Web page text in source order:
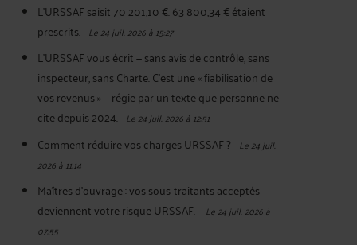
L'URSSAF saisit 70 201,10 €. 63 800,34 € étaient
prescrits.-Le 24 juil. 2026 à 15:27
L'URSSAF vous écrit — sans avis de contrôle, sans
inspecteur, sans Charte. C'est une « fiabilisation de
vos revenus » — régie par un texte que personne ne
cite depuis 2024.-Le 24 juil. 2026 à 12:51
Comment réduire vos charges URSSAF ?-Le 24 juil.
2026 à 11:14
Maîtres d'ouvrage : vos sous-traitants acceptés
deviennent votre risque URSSAF. -Le 24 juil. 2026 à
07:55